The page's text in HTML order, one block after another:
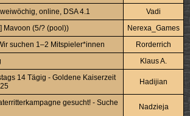
online, DSA 4.1
Vadi
Mavoon (5/? (pool))
Nerexa_Games
suchen 1–2 Mitspieler*innen
Rorderrich
Klaus A.
14 Tägig - Goldene Kaiserzeit
Hadijian
gesucht! - Suche
Nadzieja